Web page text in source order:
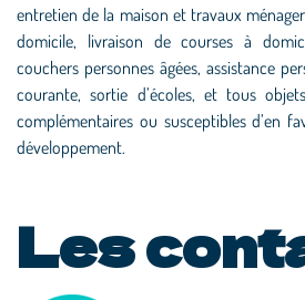
entretien de la maison et travaux
domicile, livraison de courses à
couchers personnes âgées, assistance
courante, sortie d’écoles, et tous
complémentaires ou susceptibles d’en
développement.
Les